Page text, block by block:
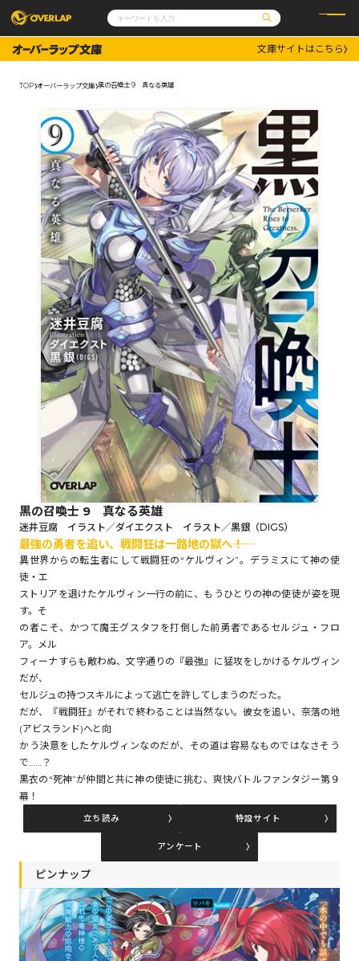
コミックガルド
コミッククリエ
その他
コミックエッセイ
ポケットモンスター
アニメ
ゲーム
通販・NEWS
OVERLAP STORE
オーバーラップ広報室
企業
会社概要
採用情報
アクセス
オーバーラップホールディングス
お問い合わせはこちら
オーバーラップ文庫
オーバーラップノベルス
オーバーラップノベルスf
ロサージュノベルス
コミックガルド
コミッククリエ
コミックパルフェ
文庫サイトはこちら
TOP オーバーラップ文庫 黒の召喚士 9 真なる英雄
黒の召喚士 9 真なる英雄
迷井豆腐 イラスト／ダイエクスト イラスト／黒銀（DIGS）
最強の勇者を追い、戦闘狂は一路地の獄へ――！
異世界からの転生者にして戦闘狂の“ケルヴィン”。デラミスにて神の使
徒・エ
ストリアを退けたケルヴィン一行の前に、もうひとりの神の使徒が姿を現
す。そ
の者こそ、かつて魔王グスタフを打倒した前勇者であるセルジュ・フロ
ア。メル
フィーナすらも敵わぬ、文字通りの『最強』に猛攻をしかけるケルヴィン
だが、
セルジュの持つスキルによって逃亡を許してしまうのだった。
だが、『戦闘狂』がそれで終わることは当然ない。彼女を追い、奈落の地
(アビスランド)へと向
かう決意をしたケルヴィンなのだが、その道は容易なものではなさそう
で……？
黒衣の“死神”が仲間と共に神の使徒に挑む、爽快バトルファンタジー第９
幕！
立ち読み 特設サイト
アンケート
ピンナップ